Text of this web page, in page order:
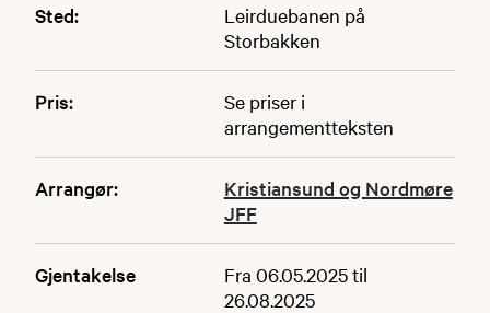
Sted:
Leirduebanen på
Storbakken
Pris:
Se priser i
arrangementteksten
Arrangør:
Kristiansund og Nordmøre
JFF
Gjentakelse
Fra 06.05.2025 til
26.08.2025